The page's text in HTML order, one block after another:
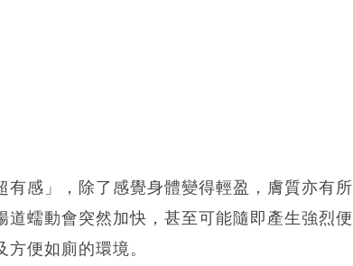
感」，除了感覺身體變得輕盈，膚質亦有所
蠕動會突然加快，甚至可能隨即產生強烈便
便如廁的環境。